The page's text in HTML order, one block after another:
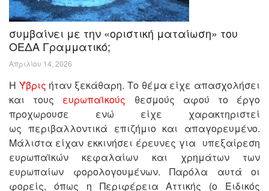
συμβαίνει με την «οριστική ματαίωση» του
ΟΕΔΑ Γραμματικό;
Απριλίου 14, 2026
Η Ύβρις ήταν ξεκάθαρη. Το θέμα είχε απασχολήσει
και τους ευρωπαϊκούς θεσμούς αφού το έργο
προχωρουσε ενώ είχε χαρακτηριστεί
ως περιβαλλοντικά επιζήμιο και απαγορευμένο.
Μάλιστα είχαν εκκινήσει έρευνες για υπεξαίρεση
ευρωπαϊκών κεφαλαίων και χρημάτων των
ευρωπαίων φορολογουμένων. Παρόλα αυτά οι
φορείς, όπως η Περιφέρεια Αττικής (ο Ειδικός